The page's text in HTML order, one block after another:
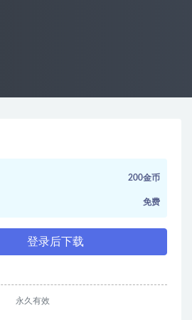
200金币
免费
登录后下载
永久有效